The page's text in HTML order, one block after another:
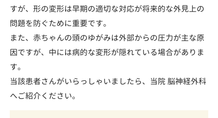
すが、形の変形は早期の適切な対応が将来的な外見上の
問題を防ぐために重要です。
また、赤ちゃんの頭のゆがみは外部からの圧力が主な原
因ですが、中には病的な変形が隠れている場合がありま
す。
当該患者さんがいらっしゃいましたら、当院 脳神経外科
へご紹介ください。